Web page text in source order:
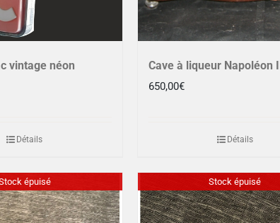
vintage néon
Détails
Cave à liqueur Napoléon III
650,00€
Détails
épuisé Stock épuisé